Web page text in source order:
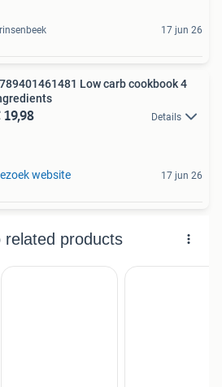
17 jun 26
Low carb cookbook 4
Details
website 17 jun 26